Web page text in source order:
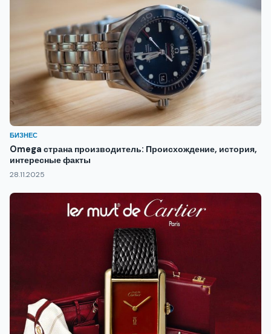
БИЗНЕС
Omega страна производитель: Происхождение, история,
интересные факты
28.11.2025